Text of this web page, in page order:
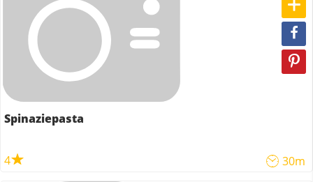
Spinaziepasta
4 30m